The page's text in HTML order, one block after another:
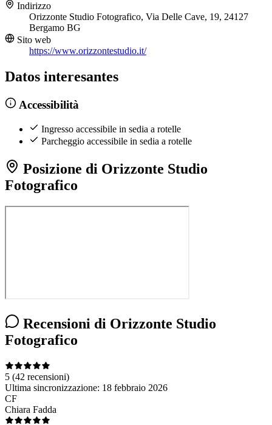
Indirizzo
Orizzonte Studio Fotografico, Via Delle Cave, 19, 24127
Bergamo BG
Sito web
https://www.orizzontestudio.it/
Datos interesantes
Accessibilità
Ingresso accessibile in sedia a rotelle
Parcheggio accessibile in sedia a rotelle
Posizione di Orizzonte Studio
Fotografico
Recensioni di Orizzonte Studio
Fotografico
5 (42 recensioni)
Ultima sincronizzazione: 18 febbraio 2026
CF
Chiara Fadda